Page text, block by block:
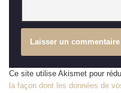
Ce site utilise Akismet pour
la façon dont les données de